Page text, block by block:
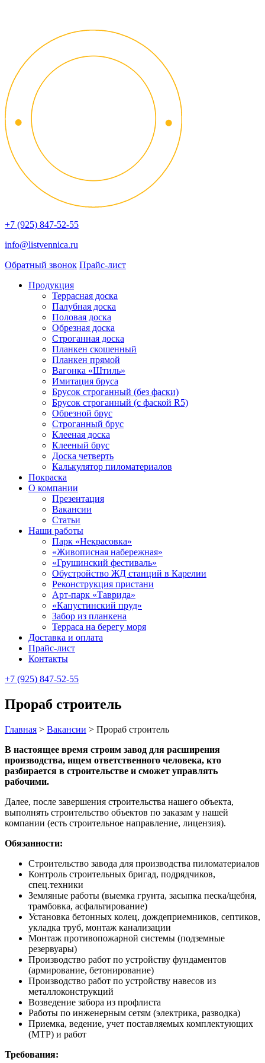
+7 (925) 847-52-55
info@listvennica.ru
Обратный звонок Прайс-лист
Продукция
Террасная доска
Палубная доска
Половая доска
Обрезная доска
Строганная доска
Планкен скошенный
Планкен прямой
Вагонка «Штиль»
Имитация бруса
Брусок строганный (без фаски)
Брусок строганный (с фаской R5)
Обрезной брус
Строганный брус
Клееная доска
Клееный брус
Доска четверть
Калькулятор пиломатериалов
Покраска
О компании
Презентация
Вакансии
Статьи
Наши работы
Парк «Некрасовка»
«Живописная набережная»
«Грушинский фестиваль»
Обустройство ЖД станций в Карелии
Реконструкция пристани
Арт-парк «Таврида»
«Капустинский пруд»
Забор из планкена
Терраса на берегу моря
Доставка и оплата
Прайс-лист
Контакты
+7 (925) 847-52-55
Прораб строитель
Главная > Вакансии > Прораб строитель
В настоящее время строим завод для расширения
производства, ищем ответственного человека, кто
разбирается в строительстве и сможет управлять
рабочими.
Далее, после завершения строительства нашего объекта,
выполнять строительство объектов по заказам у нашей
компании (есть строительное направление, лицензия).
Обязанности:
Строительство завода для производства пиломатериалов
Контроль строительных бригад, подрядчиков,
спец.техники
Земляные работы (выемка грунта, засыпка песка/щебня,
трамбовка, асфальтирование)
Установка бетонных колец, дождеприемников, септиков,
укладка труб, монтаж канализации
Монтаж противопожарной системы (подземные
резервуары)
Производство работ по устройству фундаментов
(армирование, бетонирование)
Производство работ по устройству навесов из
металлоконструкций
Возведение забора из профлиста
Работы по инженерным сетям (электрика, разводка)
Приемка, ведение, учет поставляемых комплектующих
(МТР) и работ
Требования: